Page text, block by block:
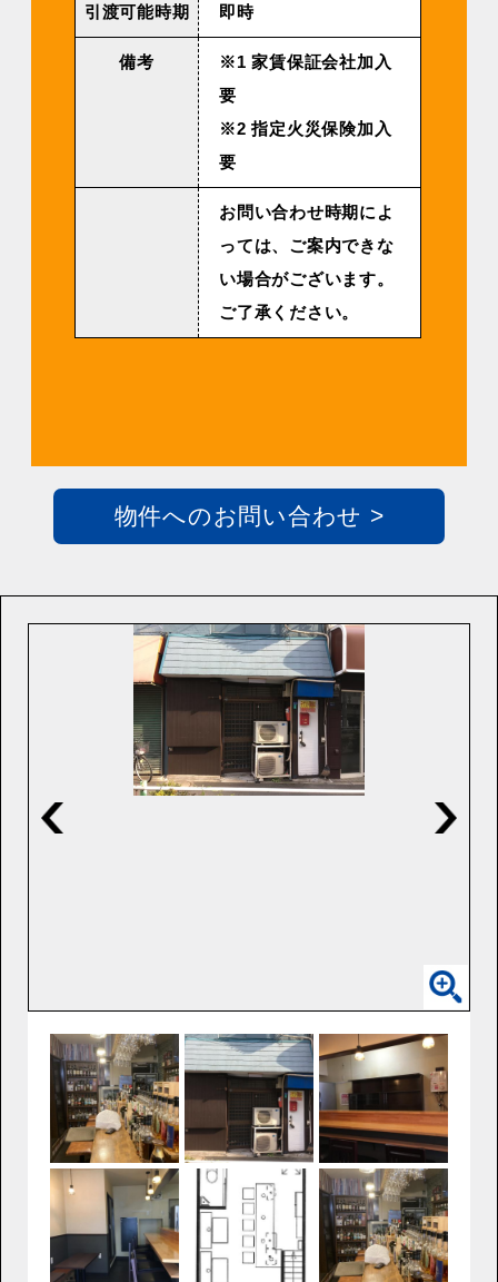
引渡可能時期 即時
備考
※1 家賃保証会社加入
要
※2 指定火災保険加入
要
お問い合わせ時期によ
っては、ご案内できな
い場合がございます。
ご了承ください。
物件へのお問い合わせ >